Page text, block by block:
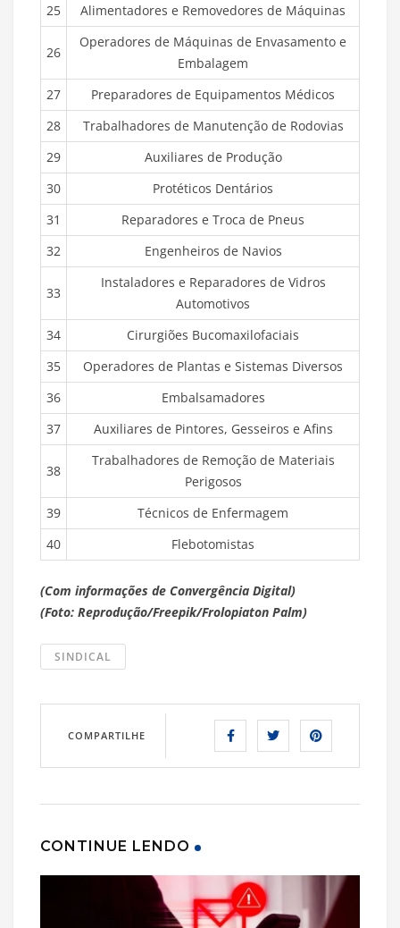
25
Alimentadores e Removedores de Máquinas
26
Operadores de Máquinas de Envasamento e
Embalagem
27
Preparadores de Equipamentos Médicos
28
Trabalhadores de Manutenção de Rodovias
29
Auxiliares de Produção
30
Protéticos Dentários
31
Reparadores e Troca de Pneus
32
Engenheiros de Navios
33
Instaladores e Reparadores de Vidros
Automotivos
34
Cirurgiões Bucomaxilofaciais
35
Operadores de Plantas e Sistemas Diversos
36
Embalsamadores
37
Auxiliares de Pintores, Gesseiros e Afins
38
Trabalhadores de Remoção de Materiais
Perigosos
39
Técnicos de Enfermagem
40
Flebotomistas
(Com informações de Convergência Digital)
(Foto: Reprodução/Freepik/Frolopiaton Palm)
SINDICAL
COMPARTILHE
CONTINUE LENDO